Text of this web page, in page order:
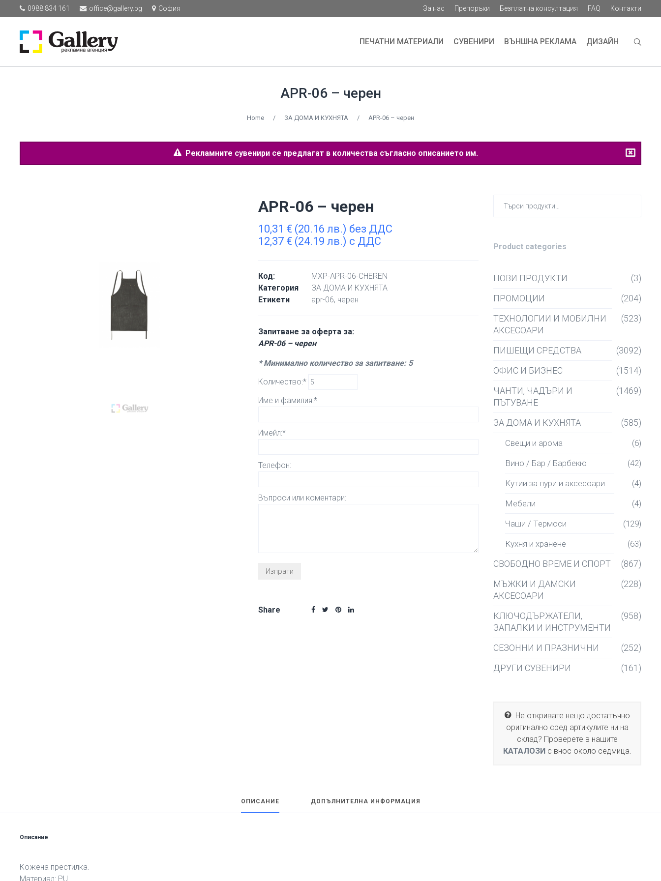
0988 834 161 office@gallery.bg София За нас Препоръки Безплатна консултация FAQ Контакти
ПЕЧАТНИ МАТЕРИАЛИ СУВЕНИРИ ВЪНШНА РЕКЛАМА ДИЗАЙН
APR-06 – черен
Home / ЗА ДОМА И КУХНЯТА / APR-06 – черен
Рекламните сувенири се предлагат в количества съгласно описанието им.
APR-06 – черен
10,31 € (20.16 лв.) без ДДС
12,37 € (24.19 лв.) с ДДС
Код:
MXP-APR-06-CHEREN
Категория
ЗА ДОМА И КУХНЯТА
Етикети
apr-06, черен
Запитване за оферта за:
APR-06 – черен
* Минимално количество за запитване: 5
Количество:*
Име и фамилия:*
Имейл:*
Телефон:
Въпроси или коментари:
Share
Product categories
НОВИ ПРОДУКТИ
(3)
ПРОМОЦИИ
(204)
ТЕХНОЛОГИИ И МОБИЛНИ
АКСЕСОАРИ
(523)
ПИШЕЩИ СРЕДСТВА
(3092)
ОФИС И БИЗНЕС
(1514)
ЧАНТИ, ЧАДЪРИ И
ПЪТУВАНЕ
(1469)
ЗА ДОМА И КУХНЯТА (585)
Свещи и арома (6)
Вино / Бар / Барбекю (42)
Кутии за пури и аксесоари (4)
Мебели (4)
Чаши / Термоси (129)
Кухня и хранене (63)
СВОБОДНО ВРЕМЕ И СПОРТ
(867)
МЪЖКИ И ДАМСКИ
АКСЕСОАРИ
(228)
КЛЮЧОДЪРЖАТЕЛИ,
ЗАПАЛКИ И ИНСТРУМЕНТИ
(958)
СЕЗОННИ И ПРАЗНИЧНИ
(252)
ДРУГИ СУВЕНИРИ
(161)
Не откривате нещо достатъчно
оригинално сред артикулите ни на
склад? Проверете в нашите
КАТАЛОЗИ с внос около седмица.
ОПИСАНИЕ ДОПЪЛНИТЕЛНА ИНФОРМАЦИЯ
Описание
Кожена престилка.
Материал: PU.